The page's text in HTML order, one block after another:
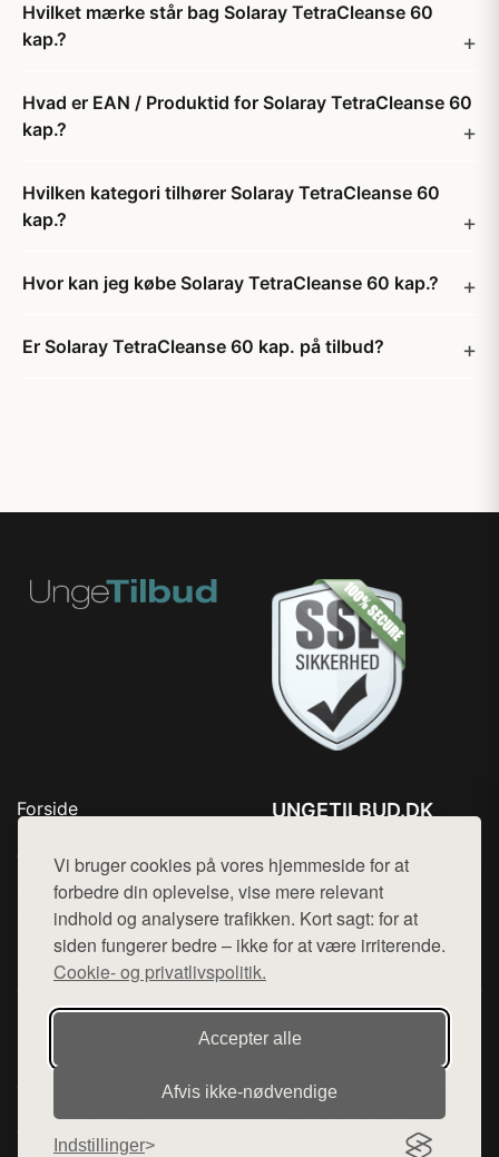
Vi bruger cookies på vores hjemmeside for at
forbedre din oplevelse, vise mere relevant
indhold og analysere trafikken. Kort sagt: for at
siden fungerer bedre – ikke for at være irriterende.
Cookie- og privatlivspolitik.
Accepter alle
Afvis ikke‑nødvendige
Indstillinger
Hvilket mærke står bag Solaray TetraCleanse 60
kap.?
Hvad er EAN / Produktid for Solaray TetraCleanse 60
kap.?
Hvilken kategori tilhører Solaray TetraCleanse 60
kap.?
Hvor kan jeg købe Solaray TetraCleanse 60 kap.?
Er Solaray TetraCleanse 60 kap. på tilbud?
Forside
Top Rabatter
Blog
Kontakt
UNGETILBUD.DK
Mail: hej@want.dk
Cookie- og privatlivspolitik
Denne side er en del af want.dk, der udgiver en række
hjemmesider med præsentation af forskellige produkter fra
diverse webshops. Der sælges ikke varer fra denne side - vi
henviser til de shops, som sælger varen. Vi har heller ikke
varerne på lager.